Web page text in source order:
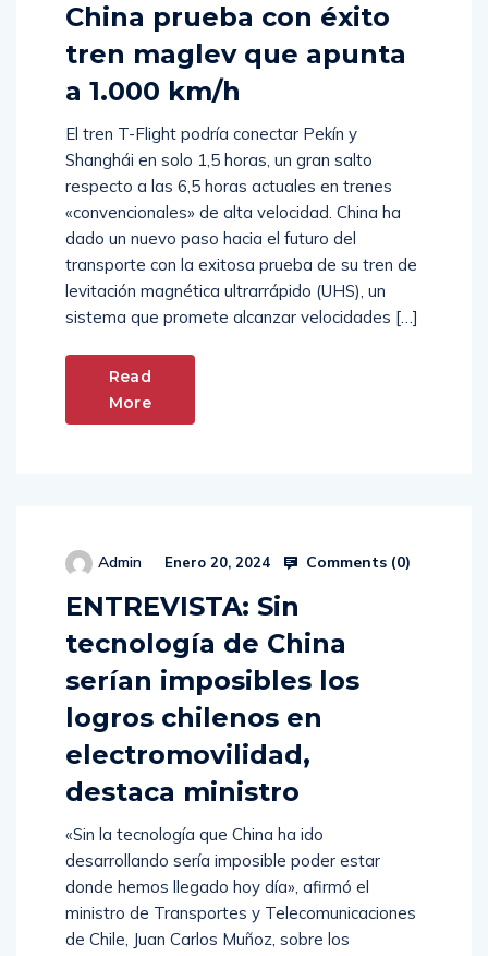
China prueba con éxito
tren maglev que apunta
a 1.000 km/h
El tren T-Flight podría conectar Pekín y
Shanghái en solo 1,5 horas, un gran salto
respecto a las 6,5 horas actuales en trenes
«convencionales» de alta velocidad. China ha
dado un nuevo paso hacia el futuro del
transporte con la exitosa prueba de su tren de
levitación magnética ultrarrápido (UHS), un
sistema que promete alcanzar velocidades […]
Read
More
Admin Enero 20, 2024 Comments (0)
ENTREVISTA: Sin
tecnología de China
serían imposibles los
logros chilenos en
electromovilidad,
destaca ministro
«Sin la tecnología que China ha ido
desarrollando sería imposible poder estar
donde hemos llegado hoy día», afirmó el
ministro de Transportes y Telecomunicaciones
de Chile, Juan Carlos Muñoz, sobre los